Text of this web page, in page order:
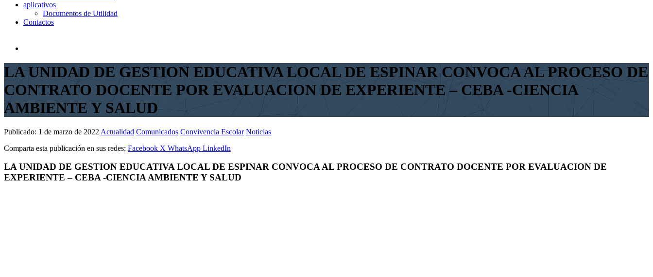
aplicativos
Documentos de Utilidad
Contactos
LA UNIDAD DE GESTION EDUCATIVA LOCAL DE ESPINAR CONVOCA AL PROCESO DE
CONTRATO DOCENTE POR EVALUACION DE EXPERIENTE – CEBA -CIENCIA
AMBIENTE Y SALUD
Publicado: 1 de marzo de 2022 Actualidad Comunicados Convivencia Escolar Noticias
Comparta esta publicación en sus redes: Facebook X WhatsApp LinkedIn
LA UNIDAD DE GESTION EDUCATIVA LOCAL DE ESPINAR CONVOCA AL PROCESO DE CONTRATO DOCENTE POR EVALUACION DE
EXPERIENTE – CEBA -CIENCIA AMBIENTE Y SALUD